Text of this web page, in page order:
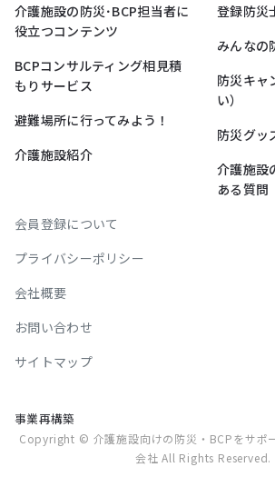
介護施設の防災･BCP担当者に
役立つコンテンツ
BCPコンサルティング相見積
もりサービス
避難場所に行ってみよう！
介護施設紹介
登録防災
みんなの
防災キャ
い）
防災グッ
介護施設
ある質問
会員登録について
プライバシーポリシー
会社概要
お問い合わせ
サイトマップ
事業再構築
Copyright © 介護施設向けの防災・BCPをサポ
会社 All Rights Reserved.